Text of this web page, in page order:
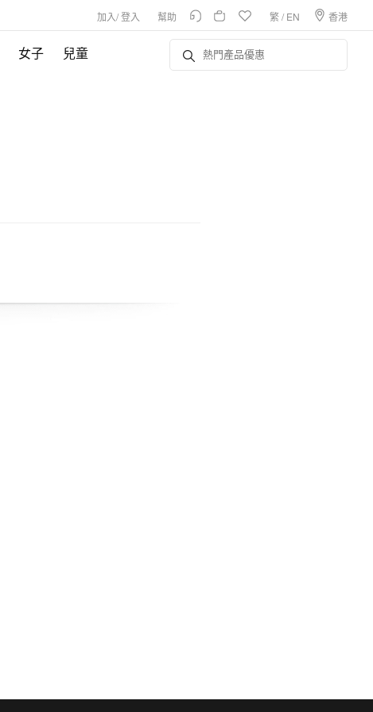
加入/登入 幫助 繁/ EN 香港
女子 兒童